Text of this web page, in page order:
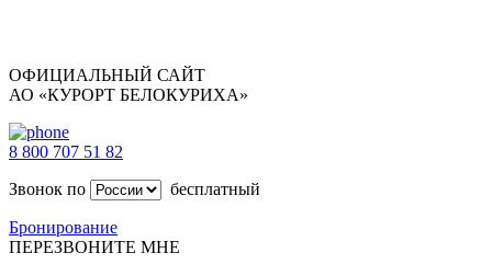
ОФИЦИАЛЬНЫЙ САЙТ
АО «КУРОРТ БЕЛОКУРИХА»
8 800 707 51 82
Звонок по
бесплатный
Бронирование
ПЕРЕЗВОНИТЕ МНЕ